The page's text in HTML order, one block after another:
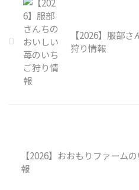
【2026】服部
狩り情報
【2026】おおもりファーム
報